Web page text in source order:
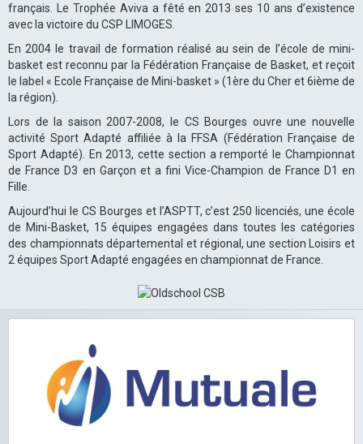
français. Le Trophée Aviva a fêté en 2013 ses 10 ans d’existence
avec la victoire du CSP LIMOGES.
En 2004 le travail de formation réalisé au sein de l’école de mini-
basket est reconnu par la Fédération Française de Basket, et reçoit
le label « Ecole Française de Mini-basket » (1ère du Cher et 6ième de
la région).
Lors de la saison 2007-2008, le CS Bourges ouvre une nouvelle
activité Sport Adapté affiliée à la FFSA (Fédération Française de
Sport Adapté). En 2013, cette section a remporté le Championnat
de France D3 en Garçon et a fini Vice-Champion de France D1 en
Fille.
Aujourd’hui le CS Bourges et l’ASPTT, c’est 250 licenciés, une école
de Mini-Basket, 15 équipes engagées dans toutes les catégories
des championnats départemental et régional, une section Loisirs et
2 équipes Sport Adapté engagées en championnat de France.